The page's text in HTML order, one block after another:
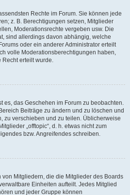
Rechte im Forum. Sie können jede
z. B. Berechtigungen setzen, Mitglieder
Moderationsrechte vergeben usw. Die
sind allerdings davon abhängig, welche
oder ein anderer Administrator erteilt
volle Moderationsberechtigungen haben,
erteilt wurde.
es, das Geschehen im Forum zu beobachten.
Beiträge zu ändern und zu löschen und
zu verschieben und zu teilen. Üblicherweise
„offtopic“, d. h. etwas nicht zum
bzw. Angreifendes schreiben.
von Mitgliedern, die die Mitglieder des Boards
Einheiten aufteilt. Jedes Mitglied
und jeder Gruppe können